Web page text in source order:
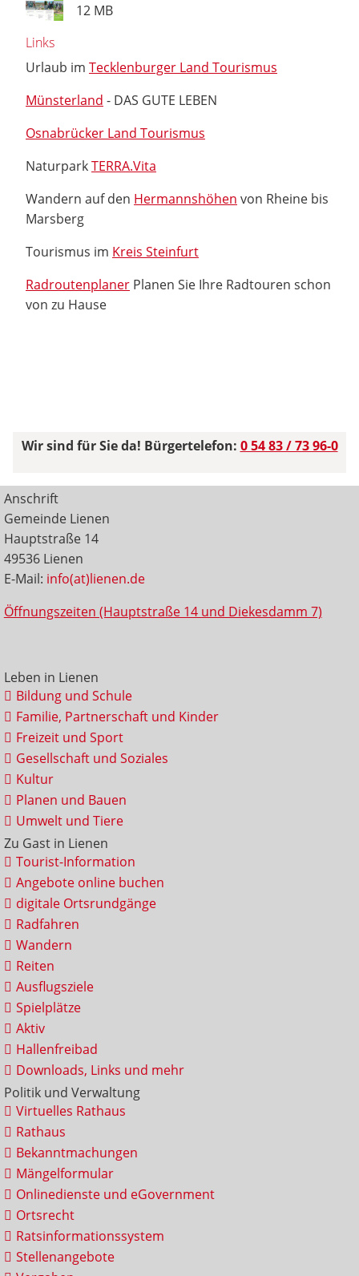
12 MB
Links
Urlaub im Tecklenburger Land Tourismus
Münsterland - DAS GUTE LEBEN
Osnabrücker Land Tourismus
NaturparkTERRA.Vita
Wandern auf den Hermannshöhen von Rheine bis
Marsberg
Tourismus im Kreis Steinfurt
Radroutenplaner Planen Sie Ihre Radtouren schon
von zu Hause
Wir sind für Sie da! Bürgertelefon: 0 54 83 / 73 96-0
Anschrift
Gemeinde Lienen
Hauptstraße 14
49536 Lienen
E-Mail: info(at)lienen.de
Öffnungszeiten (Hauptstraße 14 und Diekesdamm 7)
Leben in Lienen
Bildung und Schule
Familie, Partnerschaft und Kinder
Freizeit und Sport
Gesellschaft und Soziales
Kultur
Planen und Bauen
Umwelt und Tiere
Zu Gast in Lienen
Tourist-Information
Angebote online buchen
digitale Ortsrundgänge
Radfahren
Wandern
Reiten
Ausflugsziele
Spielplätze
Aktiv
Hallenfreibad
Downloads, Links und mehr
Politik und Verwaltung
Virtuelles Rathaus
Rathaus
Bekanntmachungen
Mängelformular
Onlinedienste und eGovernment
Ortsrecht
Ratsinformationssystem
Stellenangebote